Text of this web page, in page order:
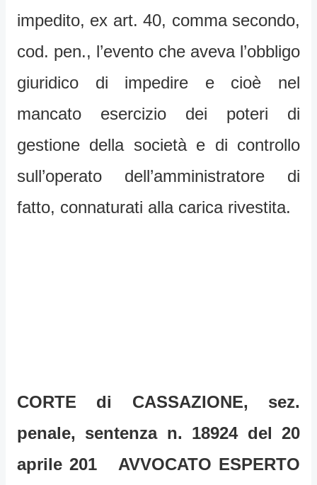
impedito, ex art. 40, comma secondo,
cod. pen., l’evento che aveva l’obbligo
giuridico di impedire e cioè nel
mancato esercizio dei poteri di
gestione della società e di controllo
sull’operato dell’amministratore di
fatto, connaturati alla carica rivestita.
CORTE di CASSAZIONE, sez.
penale, sentenza n. 18924 del 20
aprile 201 AVVOCATO ESPERTO